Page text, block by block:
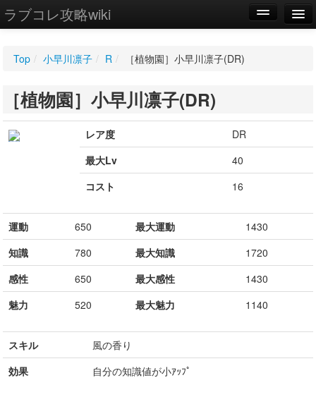
ラブコレ攻略wiki
WIKI
設定
Top / 小早川凛子 / R / ［植物園］小早川凛子(DR)
［植物園］小早川凛子(DR)
レア度
DR
最大Lv
40
コスト
16
運動 650 最大運動
1430
知識
780 最大知識
1720
感性
650 最大感性
1430
魅力
520 最大魅力 1140
スキル
風の香り
効果
自分の知識値が小ｱｯﾌﾟ